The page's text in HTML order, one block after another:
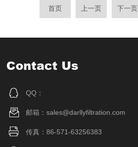
首页 上一页 下一页
Contact Us
QQ：
邮箱：sales@darllyfiltration.com
传真：86-571-63256383